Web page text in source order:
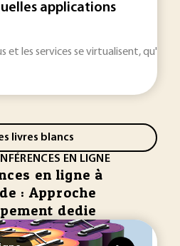
applications
et les services se virtualisent,
livres blancs
EN LIGNE
en ligne à
: Approche
dedie